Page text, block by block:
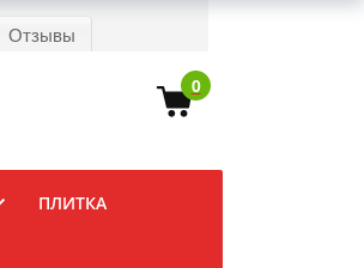
Отзывы
0
ПЛИТКА